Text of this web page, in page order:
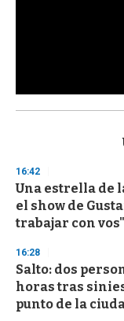
s
d
s
o
f
3
s
e
c
o
n
d
16:42
Una estrella de
el show de
trabajar con vos"
16:28
Salto: dos
horas tras
punto de la